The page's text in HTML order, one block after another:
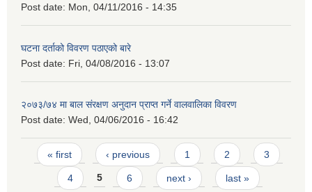
Post date: Mon, 04/11/2016 - 14:35
घटना दर्ताको विवरण पठाएको बारे
Post date: Fri, 04/08/2016 - 13:07
२०७३/७४ मा बाल संरक्षण अनुदान प्राप्त गर्ने वालवालिका विवरण
Post date: Wed, 04/06/2016 - 16:42
Pages
« first ‹ previous 1 2 3
4 5 6 next › last »